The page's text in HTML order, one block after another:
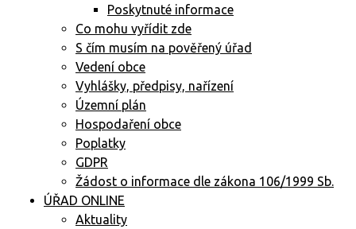
Poskytnuté informace
Co mohu vyřídit zde
S čím musím na pověřený úřad
Vedení obce
Vyhlášky, předpisy, nařízení
Územní plán
Hospodaření obce
Poplatky
GDPR
Žádost o informace dle zákona 106/1999 Sb.
ÚŘAD ONLINE
Aktuality